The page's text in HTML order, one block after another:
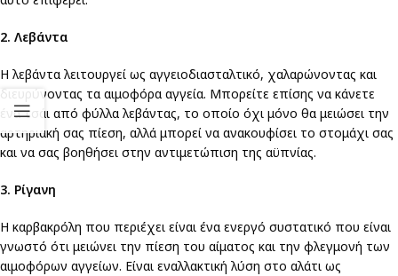
2. Λεβάντα
Η λεβάντα λειτουργεί ως αγγειοδιασταλτικό, χαλαρώνοντας και
διευρύνοντας τα αιμοφόρα αγγεία. Μπορείτε επίσης να κάνετε
ένα τσάι από φύλλα λεβάντας, το οποίο όχι μόνο θα μειώσει την
αρτηριακή σας πίεση, αλλά μπορεί να ανακουφίσει το στομάχι σας
και να σας βοηθήσει στην αντιμετώπιση της αϋπνίας.
3. Ρίγανη
Η καρβακρόλη που περιέχει είναι ένα ενεργό συστατικό που είναι
γνωστό ότι μειώνει την πίεση του αίματος και την φλεγμονή των
αιμοφόρων αγγείων. Είναι εναλλακτική λύση στο αλάτι ως